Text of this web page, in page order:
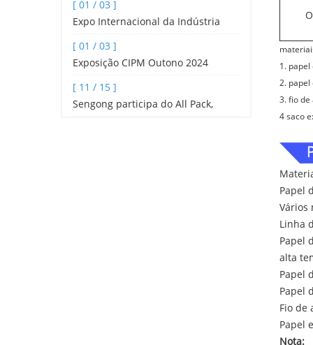
pirâmide de alta velocidade, máqui
[ 01 / 03 ]
Expo Internacional da Indústria
2024
[ 01 / 03 ]
Exposição CIPM Outono 2024
[ 11 / 15 ]
Sengong participa do All Pack,
1.
2.
3. fio de
4 saco
Papel
Vários
Linha
Papel
alta
Papel
Papel
Fio de
Papel
Nota: